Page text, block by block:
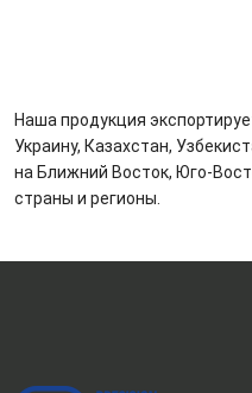
Наша продукция
Украину, Казахстан,
на Ближний Восток, Юго-
страны и регионы.